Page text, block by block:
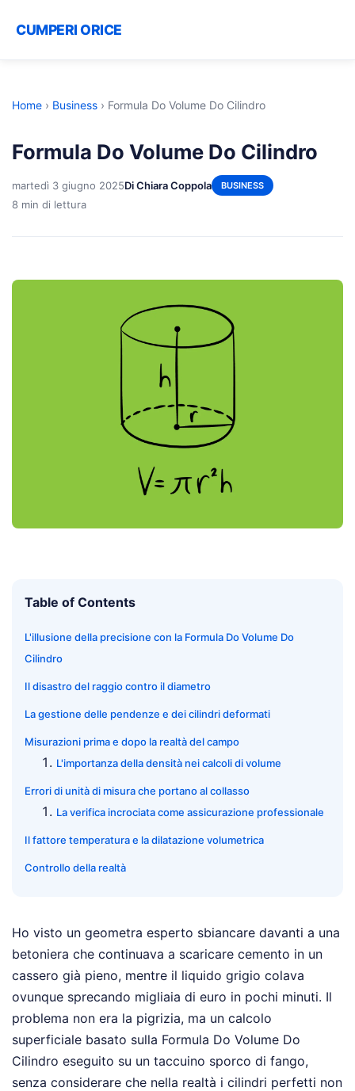
CUMPERI ORICE
Home › Business › Formula Do Volume Do Cilindro
Formula Do Volume Do Cilindro
martedì 3 giugno 2025Di Chiara Coppola BUSINESS
8 min di lettura
Table of Contents
L'illusione della precisione con la Formula Do Volume Do
Cilindro
Il disastro del raggio contro il diametro
La gestione delle pendenze e dei cilindri deformati
Misurazioni prima e dopo la realtà del campo
L'importanza della densità nei calcoli di volume
Errori di unità di misura che portano al collasso
La verifica incrociata come assicurazione professionale
Il fattore temperatura e la dilatazione volumetrica
Controllo della realtà
Ho visto un geometra esperto sbiancare davanti a una
betoniera che continuava a scaricare cemento in un
cassero già pieno, mentre il liquido grigio colava
ovunque sprecando migliaia di euro in pochi minuti. Il
problema non era la pigrizia, ma un calcolo
superficiale basato sulla Formula Do Volume Do
Cilindro eseguito su un taccuino sporco di fango,
senza considerare che nella realtà i cilindri perfetti non